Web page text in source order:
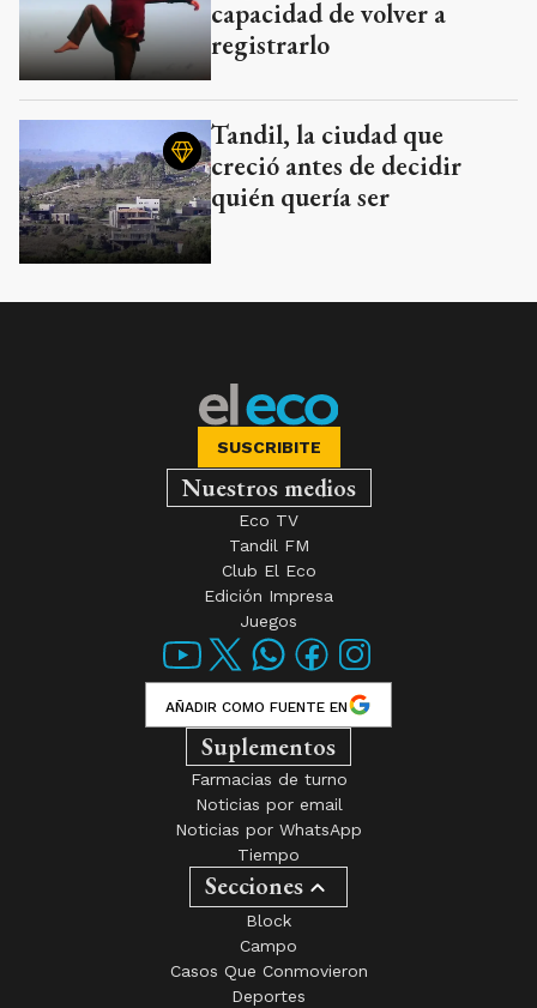
capacidad de volver a
registrarlo
Tandil, la ciudad que
creció antes de decidir
quién quería ser
SUSCRIBITE
Nuestros medios
Eco TV
Tandil FM
Club El Eco
Edición Impresa
Juegos
AÑADIR COMO FUENTE EN
Suplementos
Farmacias de turno
Noticias por email
Noticias por WhatsApp
Tiempo
Secciones
Block
Campo
Casos Que Conmovieron
Deportes